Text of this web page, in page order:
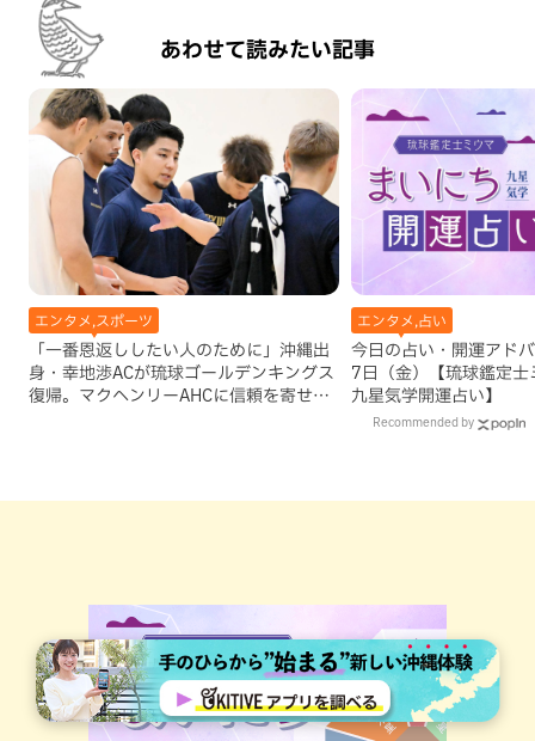
あわせて読みたい記事
エンタメ,スポーツ
「一番恩返ししたい人のために」沖縄出
身・幸地渉ACが琉球ゴールデンキングス
復帰。マクヘンリーAHCに信頼を寄せる
エンタメ,占い
今日の占い・開運アド
7日（金）【琉球鑑定士
九星気学開運占い】
Recommended by